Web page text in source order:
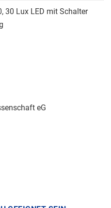
30 Lux LED mit Schalter
eG